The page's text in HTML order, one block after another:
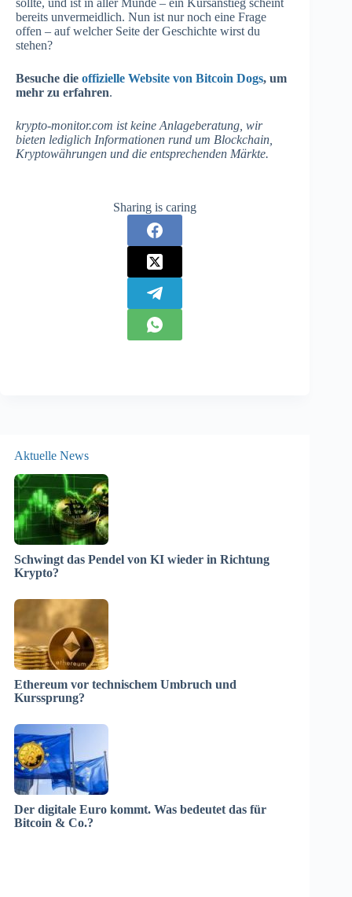
bereits unvermeidlich. Nun ist nur noch eine Frage
offen – auf welcher Seite der Geschichte wirst du
stehen?
Besuche die offizielle Website von Bitcoin Dogs, um
mehr zu erfahren.
krypto-monitor.com ist keine Anlageberatung, wir
bieten lediglich Informationen rund um Blockchain,
Kryptowährungen und die entsprechenden Märkte.
Sharing is caring
Aktuelle News
Schwingt das Pendel von KI wieder in Richtung
Krypto?
Ethereum vor technischem Umbruch und
Kurssprung?
Der digitale Euro kommt. Was bedeutet das für
Bitcoin & Co.?